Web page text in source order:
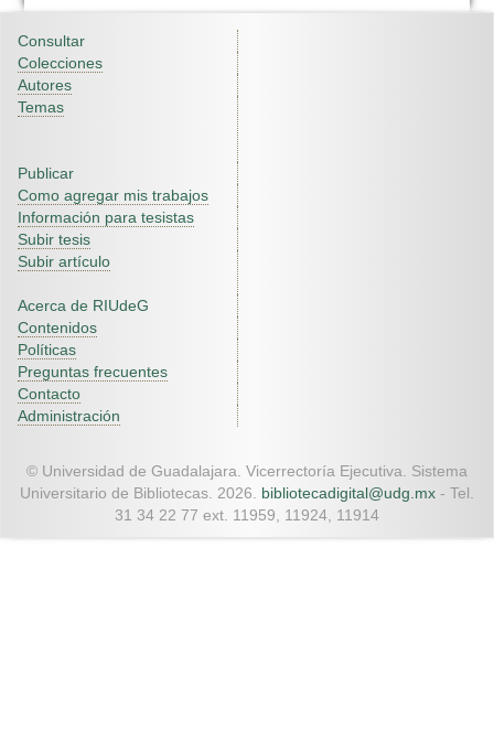
Consultar
Colecciones
Autores
Temas
Publicar
Como agregar mis trabajos
Información para tesistas
Subir tesis
Subir artículo
Acerca de RIUdeG
Contenidos
Políticas
Preguntas frecuentes
Contacto
Administración
© Universidad de Guadalajara. Vicerrectoría Ejecutiva. Sistema
Universitario de Bibliotecas. 2026. bibliotecadigital@udg.mx - Tel.
31 34 22 77 ext. 11959, 11924, 11914